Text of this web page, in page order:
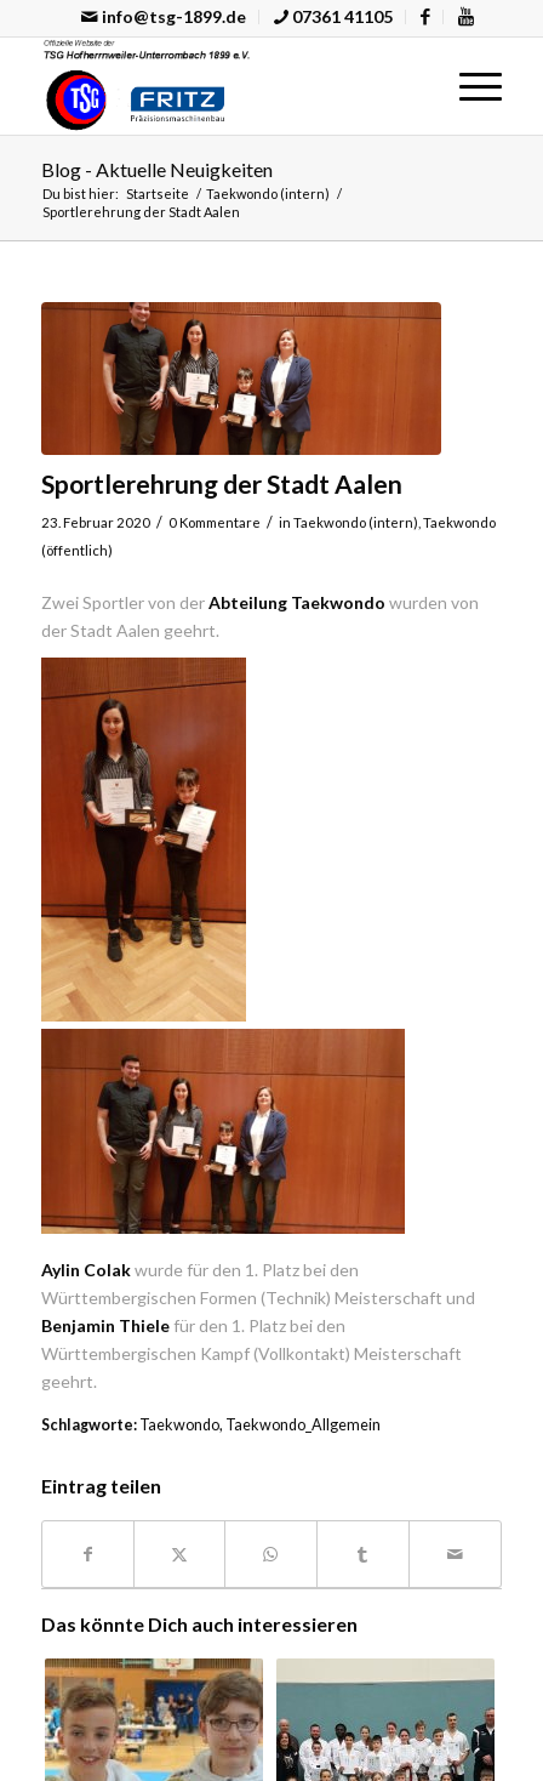
info@tsg-1899.de 07361 41105
Blog - Aktuelle Neuigkeiten
Du bist hier: Startseite / Taekwondo (intern) /
Sportlerehrung der Stadt Aalen
Sportlerehrung der Stadt Aalen
23. Februar 2020 / 0 Kommentare / in Taekwondo (intern) Taekwondo
(öffentlich)
Zwei Sportler von derAbteilung Taekwondo wurden von
der Stadt Aalen geehrt.
Aylin Colakwurde für den 1. Platz bei den
Württembergischen Formen (Technik) Meisterschaft und
Benjamin Thielefür den 1. Platz bei den
Württembergischen Kampf (Vollkontakt) Meisterschaft
geehrt.
Schlagworte: Taekwondo, Taekwondo_Allgemein
Eintrag teilen
Das könnte Dich auch interessieren